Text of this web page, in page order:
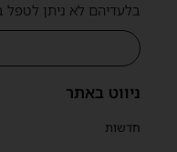
ניווט באתר
חדשות
בלעדיהם לא ניתן לטפל